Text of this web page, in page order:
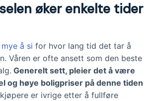
øker enkelte tider
å si for hvor lang tid det tar å
Våren er ofte ansett som den beste
Generelt sett, pleier det å være
og høye boligpriser på denne tiden
er ivrige etter å fullføre